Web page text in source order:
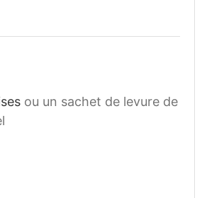
ou un sachet de levure de